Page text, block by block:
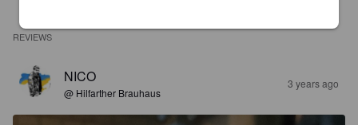
REVIEWS
NICO
@ Hilfarther Brauhaus
3 years ago